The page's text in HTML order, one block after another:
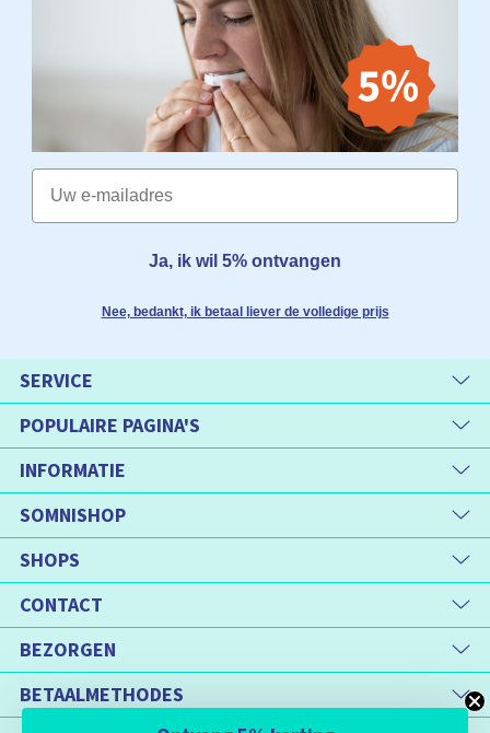
Email
Ja, ik wil 5% ontvangen
Nee, bedankt, ik betaal liever de volledige prijs
SERVICE
POPULAIRE PAGINA'S
INFORMATIE
SOMNISHOP
SHOPS
CONTACT
BEZORGEN
BETAALMETHODES